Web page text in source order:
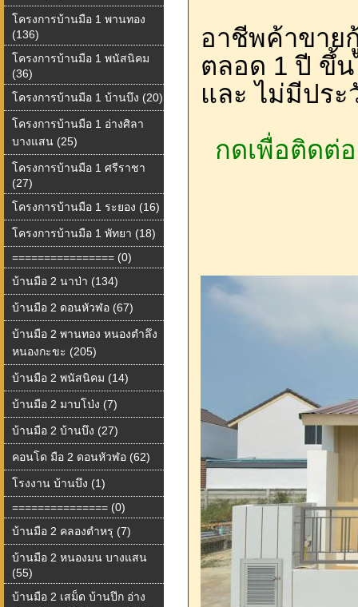
โครงการบ้านมือ 1 พานทอง
(136)
โครงการบ้านมือ 1 พนัสนิคม
(36)
โครงการบ้านมือ 1 บ้านบึง (20)
โครงการบ้านมือ 1 อ่างศิลา
บางแสน (25)
โครงการบ้านมือ 1 ศรีราชา
(27)
โครงการบ้านมือ 1 ระยอง (16)
โครงการบ้านมือ 1 พัทยา (18)
================ (0)
บ้านมือ 2 นาป่า (134)
บ้านมือ 2 ดอนหัวฬอ (67)
บ้านมือ 2 พานทอง หนองตำลึง
หนองกะขะ (205)
บ้านมือ 2 พนัสนิคม (14)
บ้านมือ 2 มาบโป่ง (7)
บ้านมือ 2 บ้านบึง (27)
คอนโด มือ 2 ดอนหัวฬอ (62)
โรงงาน บ้านบึง (1)
=============== (0)
บ้านมือ 2 คลองตำหรุ (7)
บ้านมือ 2 หนองมน บางแสน
(55)
บ้านมือ 2 เสม็ด บ้านปึก อ่าง
อาชีพค้าขาย
ตลอด 1 ปี ขึ้
และ ไม่มีปร
กดเพื่อติดต่อ